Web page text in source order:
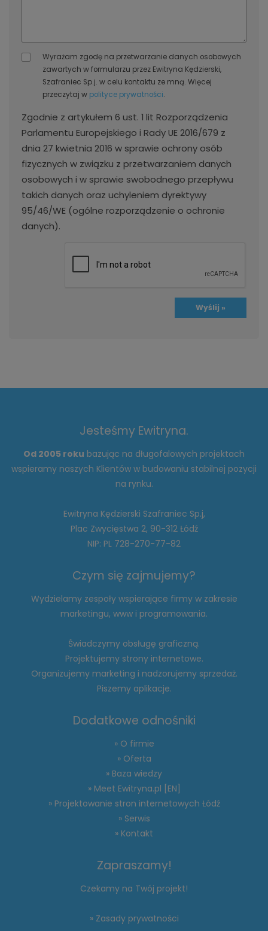
Wyrażam zgodę na przetwarzanie danych osobowych
zawartych w formularzu przez Ewitryna Kędzierski,
Szafraniec Sp.j. w celu kontaktu ze mną. Więcej
przeczytaj w polityce prywatności.
Zgodnie z artykułem 6 ust. 1 lit Rozporządzenia
Parlamentu Europejskiego i Rady UE 2016/679 z
dnia 27 kwietnia 2016 w sprawie ochrony osób
fizycznych w związku z przetwarzaniem danych
osobowych i w sprawie swobodnego przepływu
takich danych oraz uchyleniem dyrektywy
95/46/WE (ogólne rozporządzenie o ochronie
danych).
Wyślij »
Jesteśmy Ewitryna.
Od 2005 roku bazując na długofalowych projektach
wspieramy naszych Klientów w budowaniu stabilnej pozycji
na rynku.
Ewitryna Kędzierski Szafraniec Sp.j,
Plac Zwycięstwa 2, 90-312 Łódź
NIP: PL 728-270-77-82
Czym się zajmujemy?
Wydzielamy zespoły wspierające firmy w zakresie
marketingu, www i programowania.
Świadczymy obsługę graficzną.
Projektujemy strony internetowe.
Organizujemy marketing i nadzorujemy sprzedaż.
Piszemy aplikacje.
Dodatkowe odnośniki
» O firmie
» Oferta
» Baza wiedzy
» Meet Ewitryna.pl [EN]
» Projektowanie stron internetowych Łódź
» Serwis
» Kontakt
Zapraszamy!
Czekamy na Twój projekt!
» Zasady prywatności